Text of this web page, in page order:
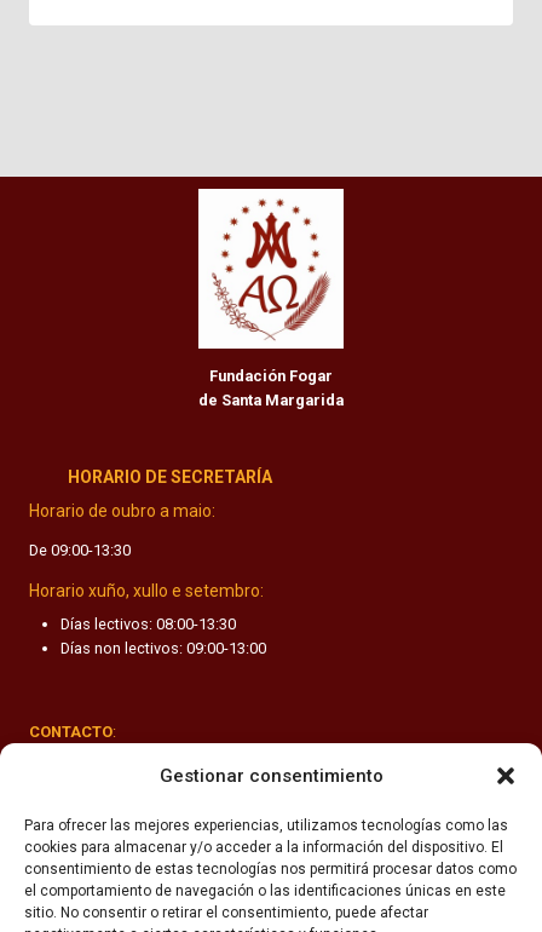
Gestionar consentimiento
Para ofrecer las mejores experiencias, utilizamos tecnologías como las
cookies para almacenar y/o acceder a la información del dispositivo. El
consentimiento de estas tecnologías nos permitirá procesar datos como
el comportamiento de navegación o las identificaciones únicas en este
sitio. No consentir o retirar el consentimiento, puede afectar
Fundación Fogar
de Santa Margarida
HORARIO DE SECRETARÍA
Horario de oubro a maio:
De 09:00-13:30
Horario xuño, xullo e setembro:
Días lectivos: 08:00-13:30
Días non lectivos: 09:00-13:00
CONTACTO:
Rúa Valle-Inclán 1-3, 15011 A Coruña
secretaria@fhsm.es